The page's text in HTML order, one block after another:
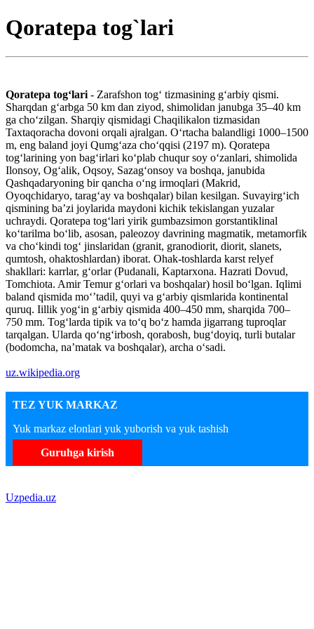
Qoratepa tog`lari
Qoratepa togʻlari - Zarafshon togʻ tizmasining gʻarbiy qismi.
Sharqdan gʻarbga 50 km dan ziyod, shimolidan janubga 35–40 km
ga choʻzilgan. Sharqiy qismidagi Chaqilikalon tizmasidan
Taxtaqoracha dovoni orqali ajralgan. Oʻrtacha balandligi 1000–1500
m, eng baland joyi Qumgʻaza choʻqqisi (2197 m). Qoratepa
togʻlarining yon bagʻirlari koʻplab chuqur soy oʻzanlari, shimolida
Ilonsoy, Ogʻalik, Oqsoy, Sazagʻonsoy va boshqa, janubida
Qashqadaryoning bir qancha oʻng irmoqlari (Makrid,
Oyoqchidaryo, taragʻay va boshqalar) bilan kesilgan. Suvayirgʻich
qismining baʼzi joylarida maydoni kichik tekislangan yuzalar
uchraydi. Qoratepa togʻlari yirik gumbazsimon gorstantiklinal
koʻtarilma boʻlib, asosan, paleozoy davrining magmatik, metamorfik
va choʻkindi togʻ jinslaridan (granit, granodiorit, diorit, slanets,
qumtosh, ohaktoshlardan) iborat. Ohak-toshlarda karst relyef
shakllari: karrlar, gʻorlar (Pudanali, Kaptarxona. Hazrati Dovud,
Tomchiota. Amir Temur gʻorlari va boshqalar) hosil boʻlgan. Iqlimi
baland qismida moʻʼtadil, quyi va gʻarbiy qismlarida kontinental
quruq. Iillik yogʻin gʻarbiy qismida 400–450 mm, sharqida 700–
750 mm. Togʻlarda tipik va toʻq boʻz hamda jigarrang tuproqlar
tarqalgan. Ularda qoʻngʻirbosh, qorabosh, bugʻdoyiq, turli butalar
(bodomcha, naʼmatak va boshqalar), archa oʻsadi.
uz.wikipedia.org
TEZ YUK MARKAZ
Yuk markaz elonlari yuk yuborish va yuk tashish
Guruhga kirish
Uzpedia.uz